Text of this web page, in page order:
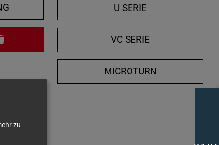
l
ß
n
U SERIE
VC SERIE
MICROTURN
zu